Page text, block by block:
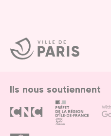
Ville
de
Paris
Ils nous soutiennent